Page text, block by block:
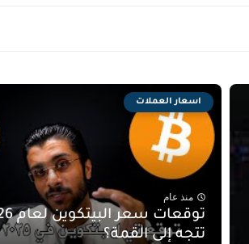
اسعار العملات
منذ عام
تتجه إلى القمة؟